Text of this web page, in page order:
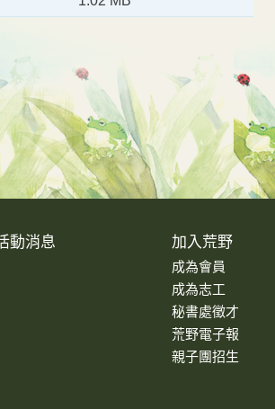
動消息 加入荒野
成為會員
成為志工
秘書處徵才
荒野電子報
親子團招生